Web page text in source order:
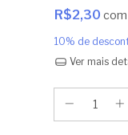
R$2,30 com
10% de
Ver mais